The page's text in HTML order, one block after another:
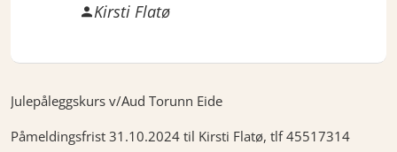
Kirsti Flatø
Julepåleggskurs v/Aud Torunn Eide
Påmeldingsfrist 31.10.2024 til Kirsti Flatø, tlf 45517314